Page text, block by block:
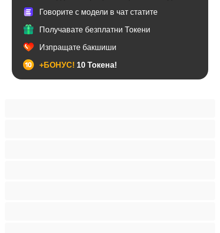
Говорите с модели в чат статите
Получавате безплатни Токени
Изпращате бакшиши
+БОНУС! 10 Токена!